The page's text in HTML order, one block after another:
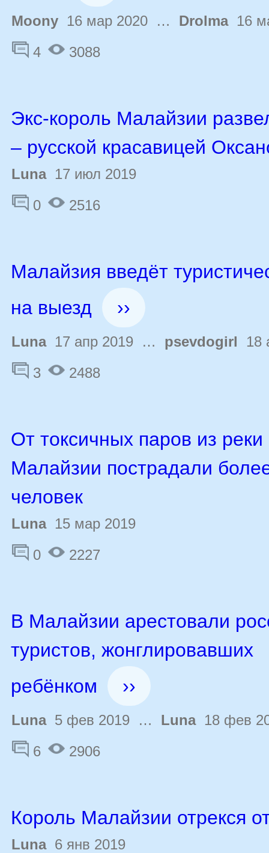
Moony 16 мар 2020 … Drolma16
4
3088
Экс-король Малайзии
– русской красавицей
Luna17 июл 2019
0
2516
Малайзия введёт
на выезд
››
Luna17 апр 2019 … psevdogirl 18
3
2488
От токсичных паров из
Малайзии пострадали
человек
Luna15 мар 2019
0
2227
В Малайзии арестовали
туристов, жонглировавших
ребёнком
››
Luna5 фев 2019 … Luna18 фев
6
2906
Король Малайзии отрекся
Luna6 янв 2019